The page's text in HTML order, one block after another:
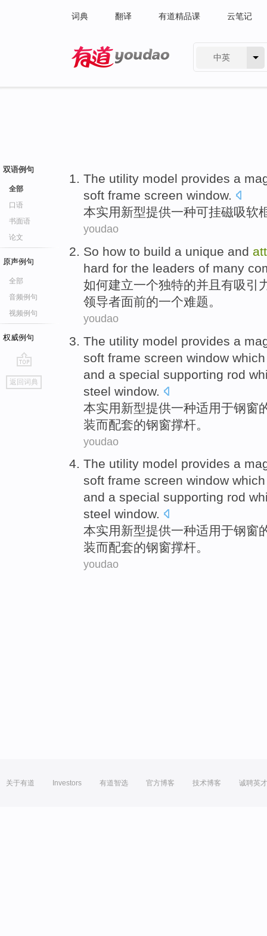
词典 翻译 有道精品课 云笔记
中英
双语例句
全部
口语
书面语
论文
原声例句
全部
音频例句
视频例句
权威例句
go
top
返回词典
The utility model provides a
soft frame screen window.
本实用新型提供一种可挂磁吸软
youdao
So how to build a unique and
hard for the leaders of many
如何建立一个独特的并且 有吸引
领导者面前的一个难题。
youdao
The utility model provides a
soft frame screen window which
and a special supporting rod
steel window.
本实用新型提供一种适用于钢窗
装而配套的钢窗撑杆。
youdao
The utility model provides a
soft frame screen window which
and a special supporting rod
steel window.
本实用新型提供一种适用于钢窗
装而配套的钢窗撑杆。
youdao
关于有道 Investors 有道智选 官方博客 技术博客 诚聘英才